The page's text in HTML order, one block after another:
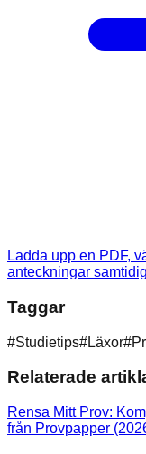
Ladda upp en PDF,
anteckningar
Taggar
#Studietips#Läxor#
Relaterade
Rensa Mitt Prov:
från Provpapper